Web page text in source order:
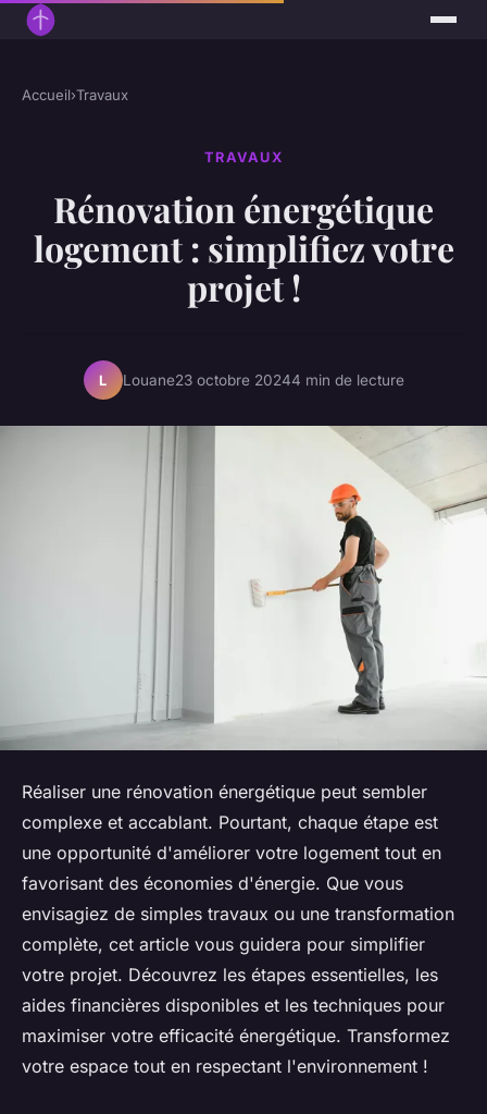
Accueil›Travaux
TRAVAUX
Rénovation énergétique
logement : simplifiez votre
projet !
L Louane23 octobre 20244 min de lecture
Réaliser une rénovation énergétique peut sembler
complexe et accablant. Pourtant, chaque étape est
une opportunité d'améliorer votre logement tout en
favorisant des économies d'énergie. Que vous
envisagiez de simples travaux ou une transformation
complète, cet article vous guidera pour simplifier
votre projet. Découvrez les étapes essentielles, les
aides financières disponibles et les techniques pour
maximiser votre efficacité énergétique. Transformez
votre espace tout en respectant l'environnement !